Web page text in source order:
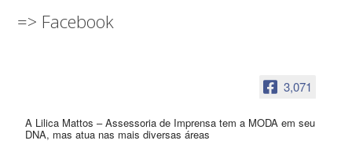
=> Facebook
3,071
A Lilica Mattos – Assessoria de Imprensa tem a MODA em seu
DNA, mas atua nas mais diversas áreas